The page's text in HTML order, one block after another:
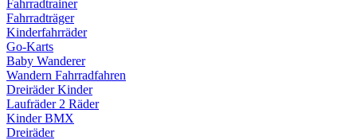
Fahrradtrainer
Fahrradträger
Kinderfahrräder
Go-Karts
Baby Wanderer
Wandern Fahrradfahren
Dreiräder Kinder
Laufräder 2 Räder
Kinder BMX
Dreiräder